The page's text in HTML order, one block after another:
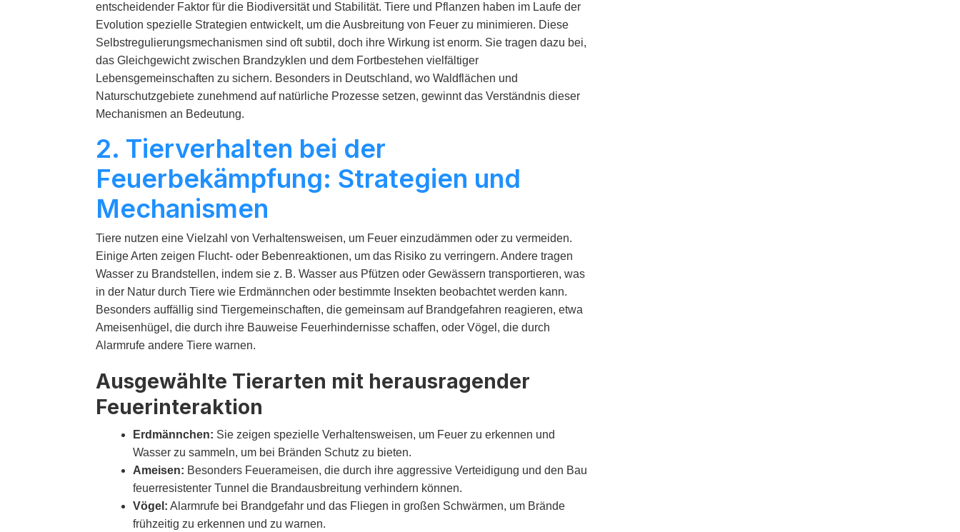
entscheidender Faktor für die Biodiversität und Stabilität. Tiere und Pflanzen haben im Laufe der
Evolution spezielle Strategien entwickelt, um die Ausbreitung von Feuer zu minimieren. Diese
Selbstregulierungsmechanismen sind oft subtil, doch ihre Wirkung ist enorm. Sie tragen dazu bei,
das Gleichgewicht zwischen Brandzyklen und dem Fortbestehen vielfältiger
Lebensgemeinschaften zu sichern. Besonders in Deutschland, wo Waldflächen und
Naturschutzgebiete zunehmend auf natürliche Prozesse setzen, gewinnt das Verständnis dieser
Mechanismen an Bedeutung.
2. Tierverhalten bei der
Feuerbekämpfung: Strategien und
Mechanismen
Tiere nutzen eine Vielzahl von Verhaltensweisen, um Feuer einzudämmen oder zu vermeiden.
Einige Arten zeigen Flucht- oder Bebenreaktionen, um das Risiko zu verringern. Andere tragen
Wasser zu Brandstellen, indem sie z. B. Wasser aus Pfützen oder Gewässern transportieren, was
in der Natur durch Tiere wie Erdmännchen oder bestimmte Insekten beobachtet werden kann.
Besonders auffällig sind Tiergemeinschaften, die gemeinsam auf Brandgefahren reagieren, etwa
Ameisenhügel, die durch ihre Bauweise Feuerhindernisse schaffen, oder Vögel, die durch
Alarmrufe andere Tiere warnen.
Ausgewählte Tierarten mit herausragender
Feuerinteraktion
Erdmännchen: Sie zeigen spezielle Verhaltensweisen, um Feuer zu erkennen und
Wasser zu sammeln, um bei Bränden Schutz zu bieten.
Ameisen: Besonders Feuerameisen, die durch ihre aggressive Verteidigung und den Bau
feuerresistenter Tunnel die Brandausbreitung verhindern können.
Vögel: Alarmrufe bei Brandgefahr und das Fliegen in großen Schwärmen, um Brände
frühzeitig zu erkennen und zu warnen.